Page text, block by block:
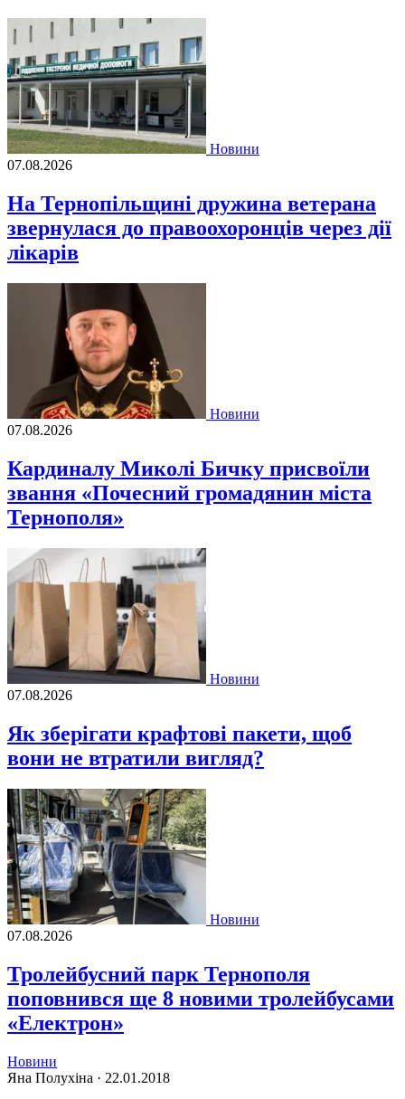
Новини
07.08.2026
На Тернопільщині дружина ветерана
звернулася до правоохоронців через дії
лікарів
Новини
07.08.2026
Кардиналу Миколі Бичку присвоїли
звання «Почесний громадянин міста
Тернополя»
Новини
07.08.2026
Як зберігати крафтові пакети, щоб
вони не втратили вигляд?
Новини
07.08.2026
Тролейбусний парк Тернополя
поповнився ще 8 новими тролейбусами
«Електрон»
Новини
Яна Полухіна · 22.01.2018